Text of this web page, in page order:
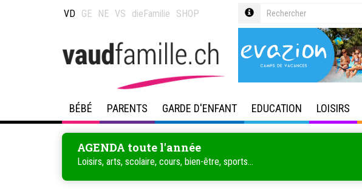
VD GE NE VS dieFamilie SHOP
BÉBÉ PARENTS GARDE D'ENFANT EDUCATION LOISIRS
AGENDA toute l'année
Loisirs, arts, scolaire, cours, bien-être, sports...